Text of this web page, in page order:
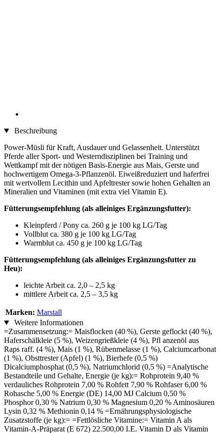
Beschreibung
Power-Müsli für Kraft, Ausdauer und Gelassenheit. Unterstützt
Pferde aller Sport- und Westerndisziplinen bei Training und
Wettkampf mit der nötigen Basis-Energie aus Mais, Gerste und
hochwertigem Omega-3-Pflanzenöl. Eiweißreduziert und haferfrei
mit wertvollem Lecithin und Apfeltrester sowie hohen Gehalten an
Mineralien und Vitaminen (mit extra viel Vitamin E).
Fütterungsempfehlung (als alleiniges Ergänzungsfutter):
Kleinpferd / Pony ca. 260 g je 100 kg LG/Tag
Vollblut ca. 380 g je 100 kg LG/Tag
Warmblut ca. 450 g je 100 kg LG/Tag
Fütterungsempfehlung (als alleiniges Ergänzungsfutter zu
Heu):
leichte Arbeit ca. 2,0 – 2,5 kg
mittlere Arbeit ca. 2,5 – 3,5 kg
Marken: Marstall
Weitere Informationen
=Zusammensetzung:= Maisflocken (40 %), Gerste geflockt (40 %),
Haferschälkleie (5 %), Weizengrießkleie (4 %), Pfl anzenöl aus
Raps raff. (4 %), Mais (1 %), Rübenmelasse (1 %), Calciumcarbonat
(1 %), Obsttrester (Apfel) (1 %), Bierhefe (0,5 %)
Dicalciumphosphat (0,5 %), Natriumchlorid (0,5 %) =Analytische
Bestandteile und Gehalte, Energie (je kg):= Rohprotein 9,40 %
verdauliches Rohprotein 7,00 % Rohfett 7,90 % Rohfaser 6,00 %
Rohasche 5,00 % Energie (DE) 14,00 MJ Calcium 0,50 %
Phosphor 0,30 % Natrium 0,30 % Magnesium 0,20 % Aminosäuren
Lysin 0,32 % Methionin 0,14 % =Ernährungsphysiologische
Zusatzstoffe (je kg):= =Fettlösliche Vitamine:= Vitamin A als
Vitamin-A-Präparat (E 672) 22.500,00 I.E. Vitamin D als Vitamin